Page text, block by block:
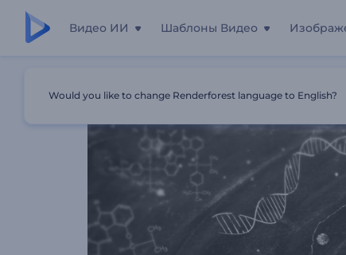
Видео ИИ Шаблоны Видео
Would you like to change Renderforest language to English?